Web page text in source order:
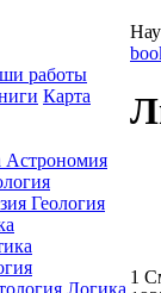
работы
Карта
Астрономия
Геология
Логика
1